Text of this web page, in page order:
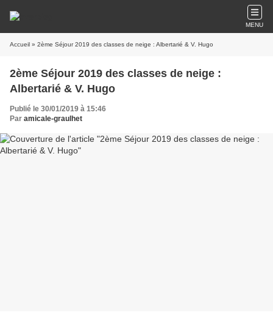
MENU
Accueil » 2ème Séjour 2019 des classes de neige : Albertarié & V. Hugo
2ème Séjour 2019 des classes de neige :
Albertarié & V. Hugo
Publié le 30/01/2019 à 15:46
Par amicale-graulhet